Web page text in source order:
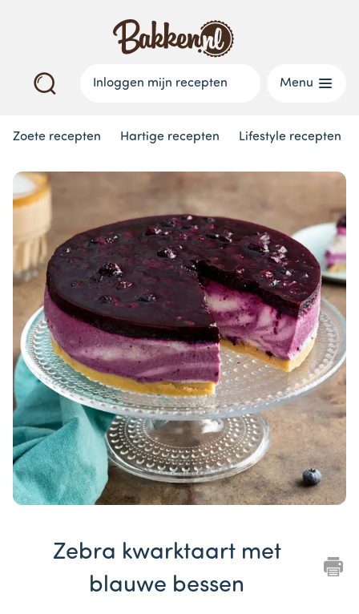
Inloggen mijn recepten Menu
Zoete recepten Hartige recepten Lifestyle recepten
Zebra kwarktaart met
blauwe bessen